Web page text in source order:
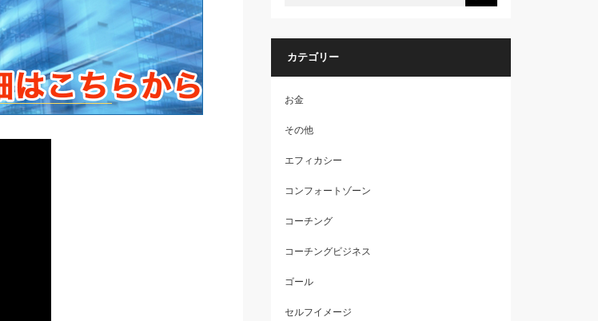
カテゴリー
お金
その他
エフィカシー
コンフォートゾーン
コーチング
コーチングビジネス
ゴール
セルフイメージ